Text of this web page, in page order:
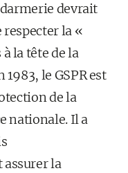
devrait
respecter la «
la tête de la
le GSPR est
de la
nationale. Il a
la